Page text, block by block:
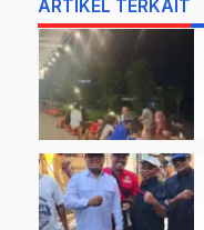
ARTIKEL TERKAIT